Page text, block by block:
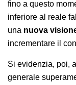
fino a questo
inferiore al reale
una nuova
incrementare il
Si evidenzia, poi,
generale